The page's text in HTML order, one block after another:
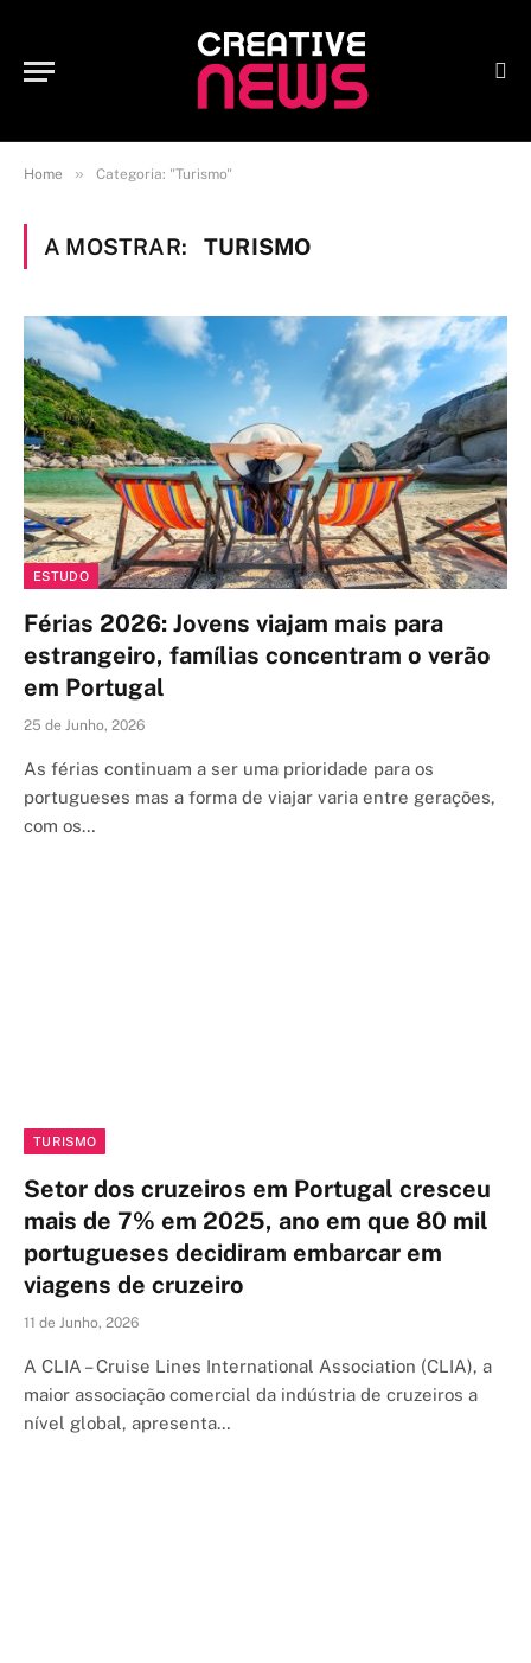
Home » Categoria: "Turismo"
A MOSTRAR: TURISMO
ESTUDO
Férias 2026: Jovens viajam mais para
estrangeiro, famílias concentram o verão
em Portugal
25 de Junho, 2026
As férias continuam a ser uma prioridade para os
portugueses mas a forma de viajar varia entre gerações,
com os…
TURISMO
Setor dos cruzeiros em Portugal cresceu
mais de 7% em 2025, ano em que 80 mil
portugueses decidiram embarcar em
viagens de cruzeiro
11 de Junho, 2026
A CLIA – Cruise Lines International Association (CLIA), a
maior associação comercial da indústria de cruzeiros a
nível global, apresenta…